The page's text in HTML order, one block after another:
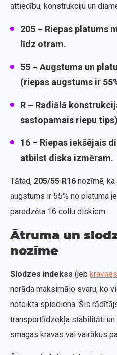
attiecību, konstrukciju un
205 – Riepas platums
līdz otram.
55 – Augstuma un
(riepas augstums ir
R – Radiālā
sastopamais riepu
16 – Riepas iekšējais
atbilst diska izmēram.
Tātad, 205/55 R16 nozīmē,
augstums ir 55% no platuma
paredzēta 16 collu diskiem.
Ātruma un
nozīme
Slodzes indekss (jeb
norāda maksimālo svaru, ko
noteikta spiediena. Šis
transportlīdzekļa stabilitāti un
smagas kravas vai vairākus